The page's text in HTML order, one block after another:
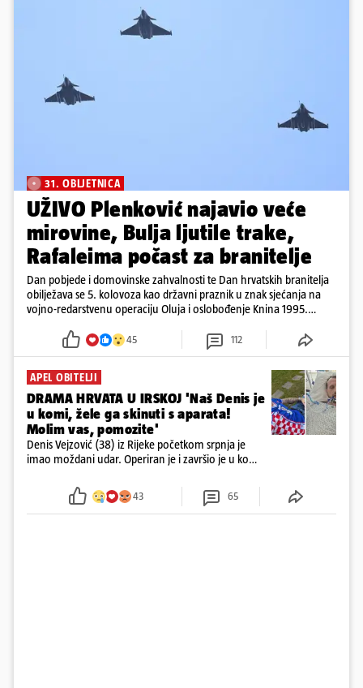
31. OBLJETNICA
UŽIVO Plenković najavio veće
mirovine, Bulja ljutile trake,
Rafaleima počast za branitelje
Dan pobjede i domovinske zahvalnosti te Dan hrvatskih branitelja
obilježava se 5. kolovoza kao državni praznik u znak sjećanja na
vojno-redarstvenu operaciju Oluja i oslobođenje Knina 1995.
45 112
APEL OBITELJI
DRAMA HRVATA U IRSKOJ 'Naš Denis je
u komi, žele ga skinuti s aparata!
Molim vas, pomozite'
Denis Vejzović (38) iz Rijeke početkom srpnja je
imao moždani udar. Operiran je i završio je u komi.
tamošnji liječnici ne vjeruju u oporavak: 'Imamo
43 65